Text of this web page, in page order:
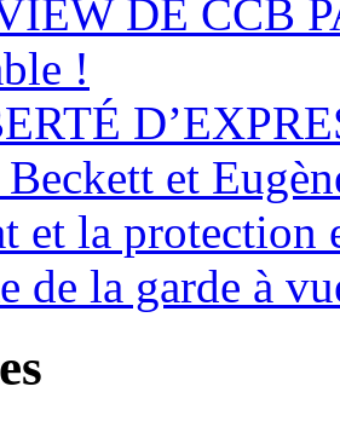
DE CCB
!
et
et la
de la garde à